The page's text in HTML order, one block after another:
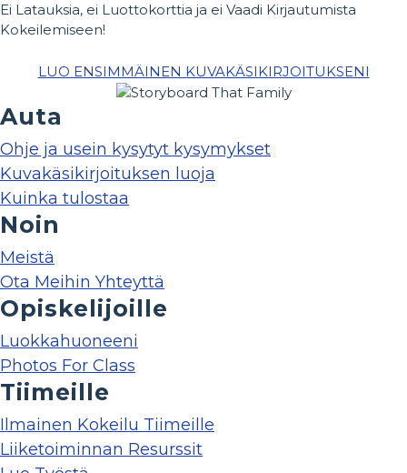
Ei Latauksia, ei Luottokorttia ja ei Vaadi Kirjautumista
Kokeilemiseen!
LUO ENSIMMÄINEN KUVAKÄSIKIRJOITUKSENI
Auta
Ohje ja usein kysytyt kysymykset
Kuvakäsikirjoituksen luoja
Kuinka tulostaa
Noin
Meistä
Ota Meihin Yhteyttä
Opiskelijoille
Luokkahuoneeni
Photos For Class
Tiimeille
Ilmainen Kokeilu Tiimeille
Liiketoiminnan Resurssit